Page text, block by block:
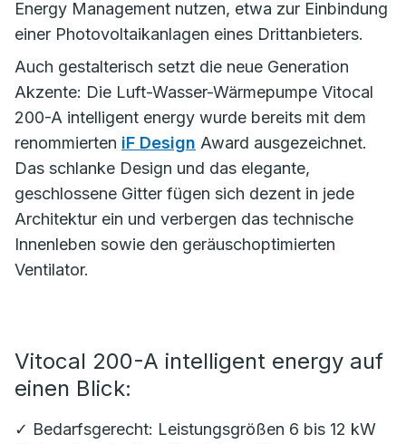
Energy Management nutzen, etwa zur Einbindung
einer Photovoltaikanlagen eines Drittanbieters.
Auch gestalterisch setzt die neue Generation
Akzente: Die Luft-Wasser-Wärmepumpe Vitocal
200-A intelligent energy wurde bereits mit dem
renommierten iF Design Award ausgezeichnet.
Das schlanke Design und das elegante,
geschlossene Gitter fügen sich dezent in jede
Architektur ein und verbergen das technische
Innenleben sowie den geräuschoptimierten
Ventilator.
Vitocal 200-A intelligent energy auf
einen Blick:
✓ Bedarfsgerecht: Leistungsgrößen 6 bis 12 kW